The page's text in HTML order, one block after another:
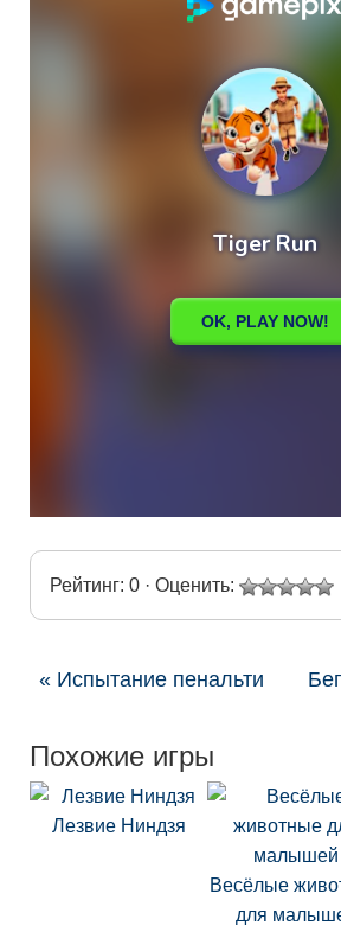
Рейтинг: 0 · Оценить:
« Испытание пенальти
Похожие игры
Лезвие Ниндзя
Весёлые
для